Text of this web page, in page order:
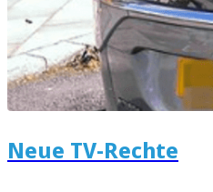
Neue TV-Rechte